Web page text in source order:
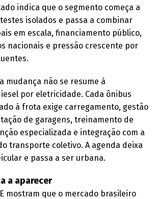
indica que o segmento começa a
isolados e passa a combinar
em escala, financiamento público,
nacionais e pressão crescente por
mudança não se resume à
por eletricidade. Cada ônibus
à frota exige carregamento, gestão
de garagens, treinamento de
especializada e integração com a
transporte coletivo. A agenda deixa
e passa a ser urbana.
a aparecer
mostram que o mercado brasileiro